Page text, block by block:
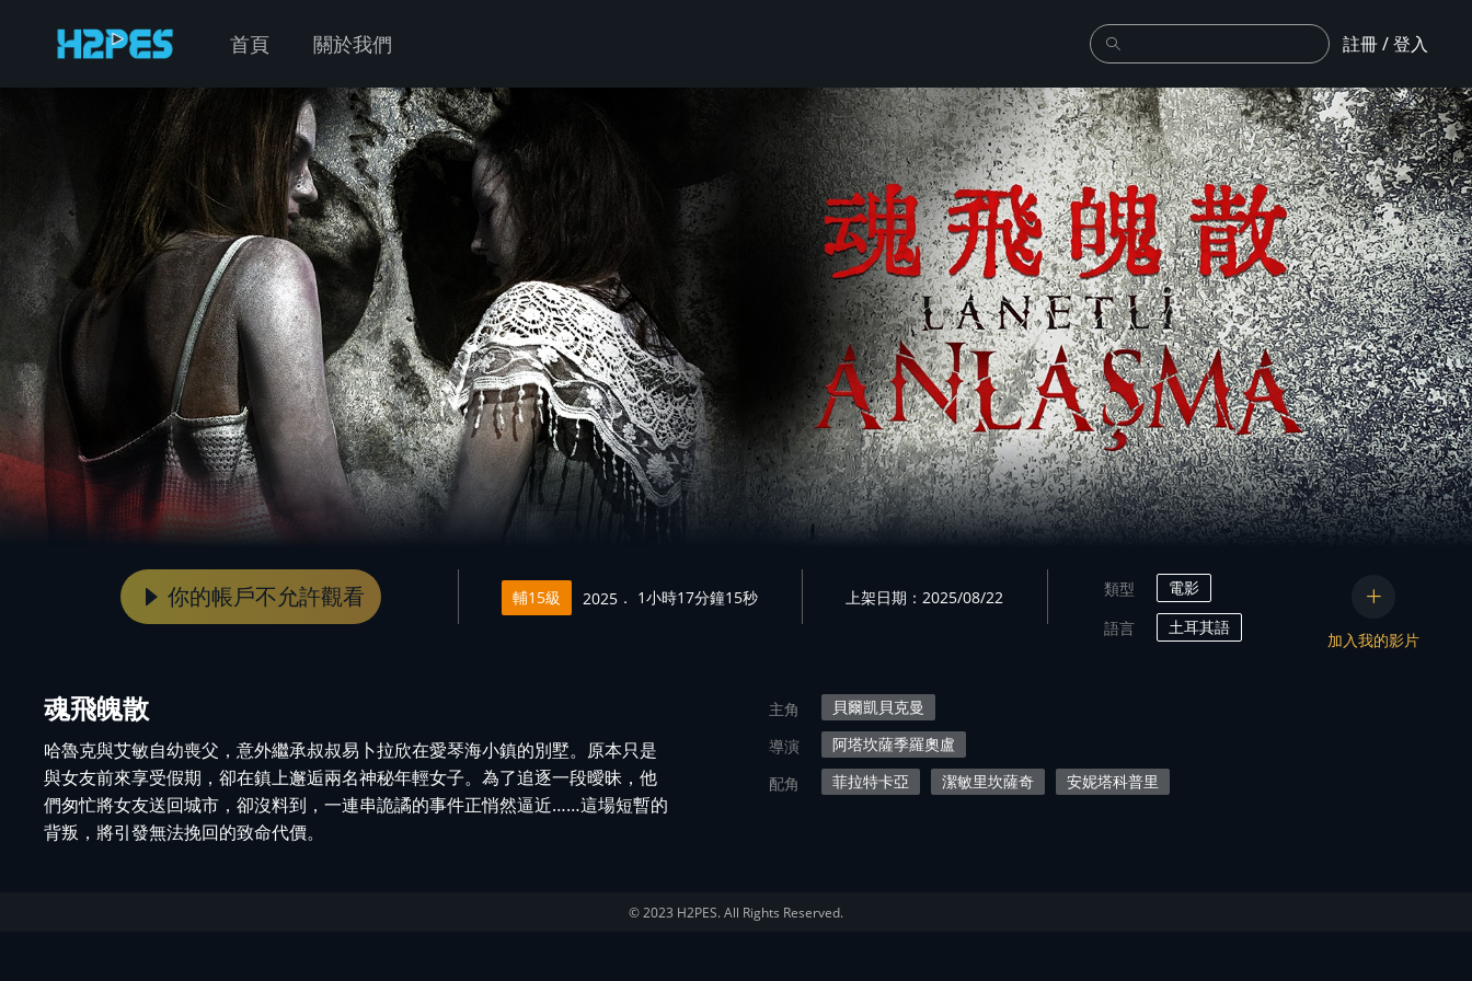
首頁 關於我們 註冊 / 登入
你的帳戶不允許觀看 輔15級 2025 ． 1小時17分鐘15秒 上架日期：2025/08/22 類型
電影
語言
土耳其語
加入我的影片
魂飛魄散
哈魯克與艾敏自幼喪父，意外繼承叔叔易卜拉欣在愛琴海小鎮的別墅。原本只是
與女友前來享受假期，卻在鎮上邂逅兩名神秘年輕女子。為了追逐一段曖昧，他
們匆忙將女友送回城市，卻沒料到，一連串詭譎的事件正悄然逼近……這場短暫的
背叛，將引發無法挽回的致命代價。
主角
貝爾凱貝克曼
導演
阿塔坎薩季羅奧盧
配角
菲拉特卡亞 潔敏里坎薩奇 安妮塔科普里
© 2023 H2PES. All Rights Reserved.